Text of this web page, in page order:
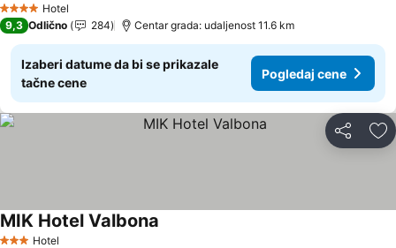
4 ZvezdiceHotel
9,3 Odlično 284 Centar grada: udaljenost 11.6 km
Izaberi datume da bi se prikazale
tačne cene
Pogledaj cene
Deli
Hotel
MIK Hotel Valbona